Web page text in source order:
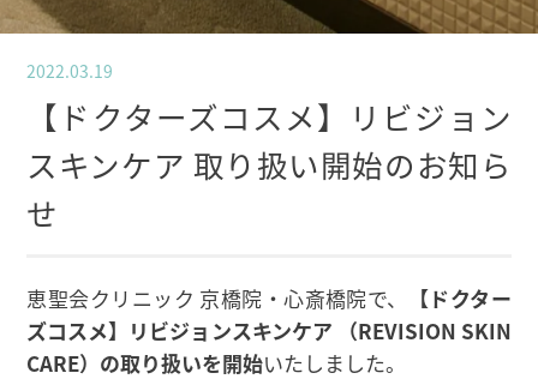
2022.03.19
【ドクターズコスメ】リビジョン
スキンケア 取り扱い開始のお知ら
せ
恵聖会クリニック 京橋院・心斎橋院で、
【ドクター
ズコスメ】リビジョンスキンケア （REVISION SKIN
CARE）の取り扱いを開始いたしました。